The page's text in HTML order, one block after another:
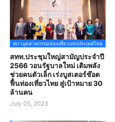
สภาอุตสาหกรรมท่องเที่ยวแห่งประเทศไทย
สทท.ประชุมใหญ่สามัญประจำปี
2566 วอนรัฐบาลใหม่ เติมพลัง
ช่วยคนตัวเล็ก เร่งบูสเตอร์ช๊อต
ฟื้นท่องเที่ยวไทย สู่เป้าหมาย 30
ล้านคน
July 05, 2023